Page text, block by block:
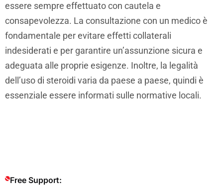
essere sempre effettuato con cautela e
consapevolezza. La consultazione con un medico è
fondamentale per evitare effetti collaterali
indesiderati e per garantire un’assunzione sicura e
adeguata alle proprie esigenze. Inoltre, la legalità
dell’uso di steroidi varia da paese a paese, quindi è
essenziale essere informati sulle normative locali.
Free Support: